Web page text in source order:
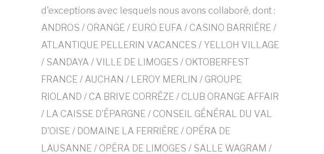
d'exceptions avec lesquels nous avons collaboré, dont :
ANDROS / ORANGE / EURO EUFA / CASINO BARRIÈRE /
ATLANTIQUE PELLERIN VACANCES / YELLOH VILLAGE
/ SANDAYA / VILLE DE LIMOGES / OKTOBERFEST
FRANCE / AUCHAN / LEROY MERLIN / GROUPE
RIOLAND / CA BRIVE CORRÈZE / CLUB ORANGE AFFAIR
/ LA CAISSE D'ÉPARGNE / CONSEIL GÉNÉRAL DU VAL
D'OISE / DOMAINE LA FERRIÈRE / OPÉRA DE
LAUSANNE / OPÉRA DE LIMOGES / SALLE WAGRAM /